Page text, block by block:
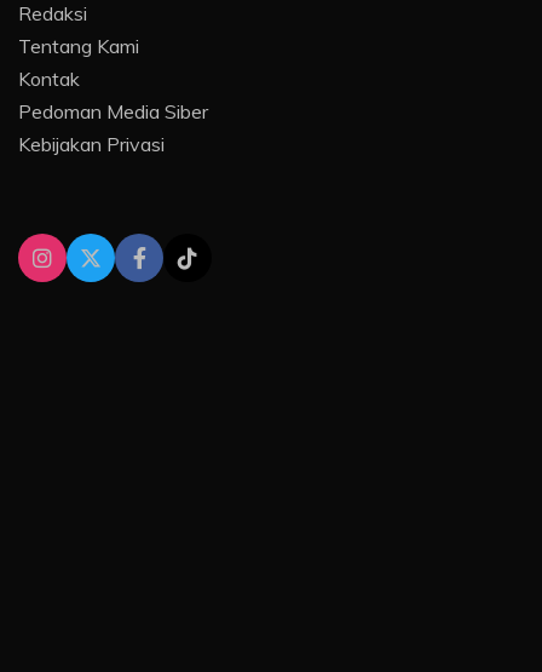
Redaksi
Tentang Kami
Kontak
Pedoman Media Siber
Kebijakan Privasi